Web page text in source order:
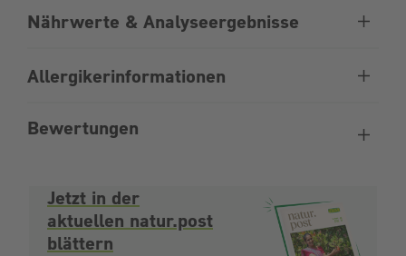
Nährwerte & Analyseergebnisse
Allergikerinformationen
Bewertungen
Jetzt in der
aktuellen natur.post
blättern